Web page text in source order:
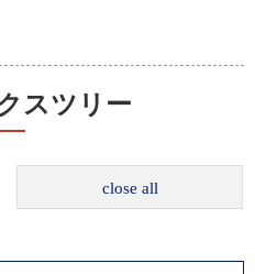
スツリー
close all